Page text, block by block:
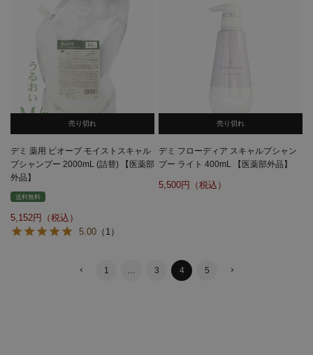
売り切れ
デミ 薬用 ビオーブ モイストスキャル
プシャンプー 2000mL (詰替) 【医薬部
外品】
送料無料
5,152
5.00 （1）
売り切れ
デミ フローディア スキャルプシャン
プー ライト 400mL 【医薬部外品】
5,500
1 … 3 4 5